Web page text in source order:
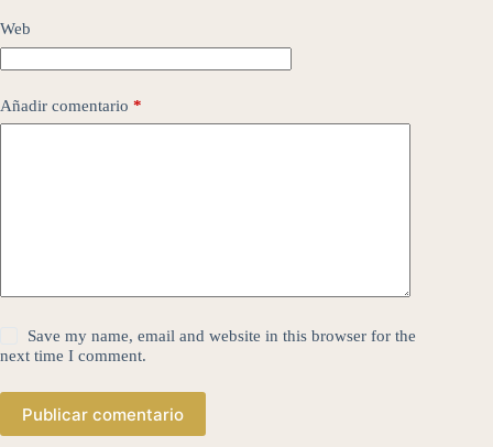
Web
Añadir comentario *
Save my name, email and website in this browser for the
next time I comment.
Publicar comentario